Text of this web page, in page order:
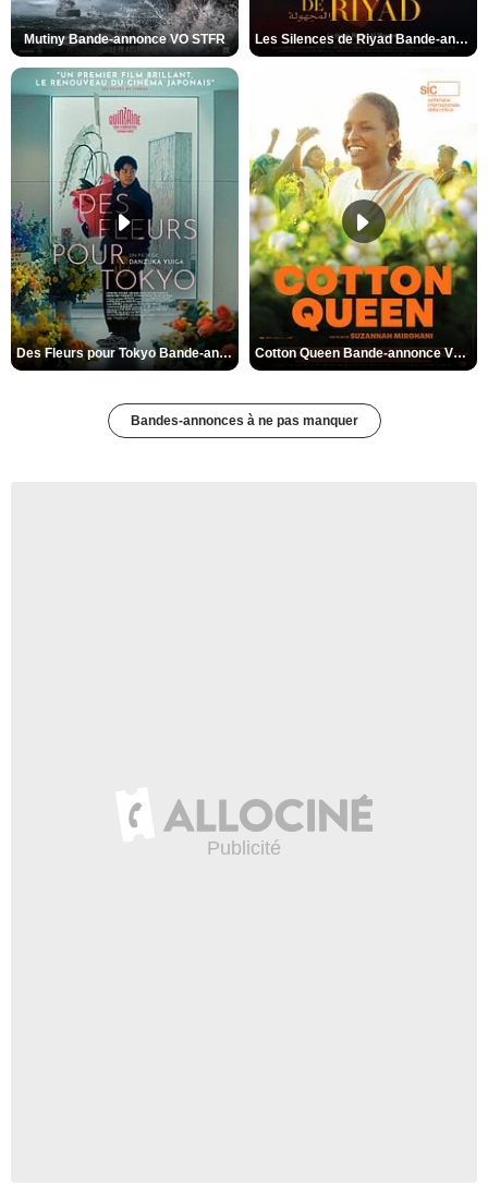
Mutiny Bande-annonce VO STFR Les Silences de Riyad Bande-annonce VO STFR
Des Fleurs pour Tokyo Bande-annonce VO STFR Cotton Queen Bande-annonce VO STFR
Bandes-annonces à ne pas manquer